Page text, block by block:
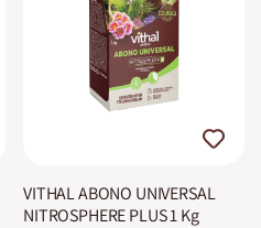
VITHAL ABONO UNIVERSAL
NITROSPHERE PLUS 1 Kg